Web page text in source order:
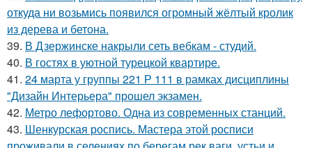
откуда ни возьмись появился огромный жёлтый кролик
из дерева и бетона.
39. В Дзержинске накрыли сеть вебкам - студий.
40. В гостях в уютной турецкой квартире.
41. 24 марта у группы 221 Р 111 в рамках дисциплины
"Дизайн Интерьера" прошел экзамен.
42. Метро лефортово. Одна из современных станций.
43. Шенкурская роспись. Мастера этой росписи